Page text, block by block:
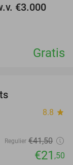
€3.000
Gratis
8.8 star
Regulier €41,50
€21 ,50